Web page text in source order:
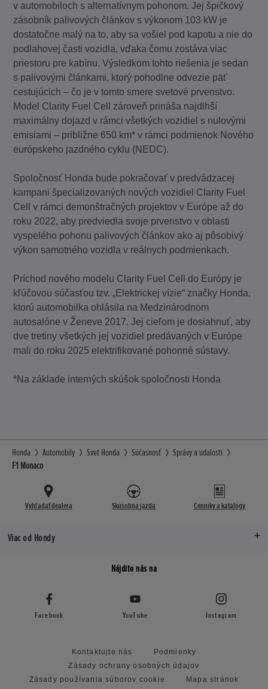
v automobiloch s alternatívnym pohonom. Jej špičkový
zásobník palivových článkov s výkonom 103 kW je
dostatočne malý na to, aby sa vošiel pod kapotu a nie do
podlahovej časti vozidla, vďaka čomu zostáva viac
priestoru pre kabínu. Výsledkom tohto riešenia je sedan
s palivovými článkami, ktorý pohodlne odvezie päť
cestujúcich – čo je v tomto smere svetové prvenstvo.
Model Clarity Fuel Cell zároveň prináša najdlhší
maximálny dojazd v rámci všetkých vozidiel s nulovými
emisiami – približne 650 km* v rámci podmienok Nového
európskeho jazdného cyklu (NEDC).
Spoločnosť Honda bude pokračovať v predvádzacej
kampani špecializovaných nových vozidiel Clarity Fuel
Cell v rámci demonštračných projektov v Európe až do
roku 2022, aby predviedla svoje prvenstvo v oblasti
vyspelého pohonu palivových článkov ako aj pôsobivý
výkon samotného vozidla v reálnych podmienkach.
Príchod nového modelu Clarity Fuel Cell do Európy je
kľúčovou súčasťou tzv. „Elektrickej vízie“ značky Honda,
ktorú automobilka ohlásila na Medzinárodnom
autosalóne v Ženeve 2017. Jej cieľom je dosiahnuť, aby
dve tretiny všetkých jej vozidiel predávaných v Európe
mali do roku 2025 elektrifikované pohonné sústavy.
*Na základe interných skúšok spoločnosti Honda
Honda Automobily Svet Honda Súčasnosť
Správy a udalosti
F1 Monaco
Vyhľadať dealera Skúšobná jazda Cenníky a katalógy
Viac od Hondy
Nájdite nás na
Facebook YouTube Instagram
Kontaktujte nás
Podmienky
Zásady ochrany osobných údajov
Zásady používania súborov cookie
Mapa stránok